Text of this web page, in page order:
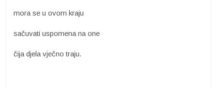
mora se u ovom kraju
sačuvati uspomena na one
čija djela vječno traju.